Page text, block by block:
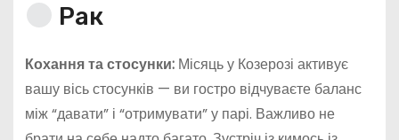
Рак
Кохання та стосунки:Місяць у Козерозі активує
вашу вісь стосунків — ви гостро відчуваєте баланс
між “давати” і “отримувати” у парі. Важливо не